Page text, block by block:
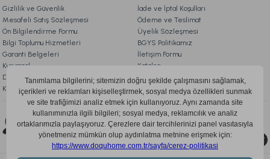
Naturel Hand Made Yün Yatak Pedi 200 x 200 cm
46.990,00 TL
Ücretsiz Kargo
Naturel Hand Made Pamuk Yatak Pedi 200 x 200 cm
44.990,00 TL
Gizlilik ve Güvenlik
İade ve İptal Koşulları
Mesafeli Satış Sözleşmesi
Ödeme ve Teslimat
Ön Bilgilendirme Formu
Üyelik Sözleşmesi
Bilgi Toplumu Hizmetleri
BGYS Politikamız
Garanti Belgeleri
İletişim Formu
Kurumsal
Katalog
Doqu Blog
Çerez Politikası
KVKK Aydınlatma Metni
Bizi Takip Edin
0850 205 03 35